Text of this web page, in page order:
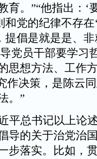
育。”“他指出：‘
和党的纪律不存在
提倡是就是是、
党员干部要学习
思想方法、工作
作决策，是陈云
。”
平总书记以上论
导的关于治党治
步落实。比如，